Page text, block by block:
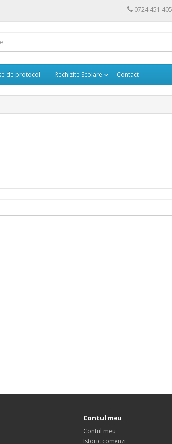
0724 451 405
de protocol Rechizite Scolare Contact
Contul meu
Contul meu
Istoric comenzi